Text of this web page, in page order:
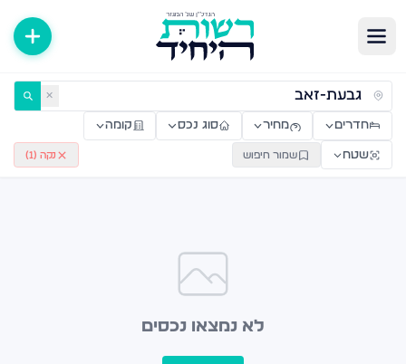
דירות למכירה ולהשכרה — רשות היחיד ✕
חדרים מחיר סוג נכס קומה
שטח שמור חיפוש נקה ( 1
)
לא נמצאו נכסים